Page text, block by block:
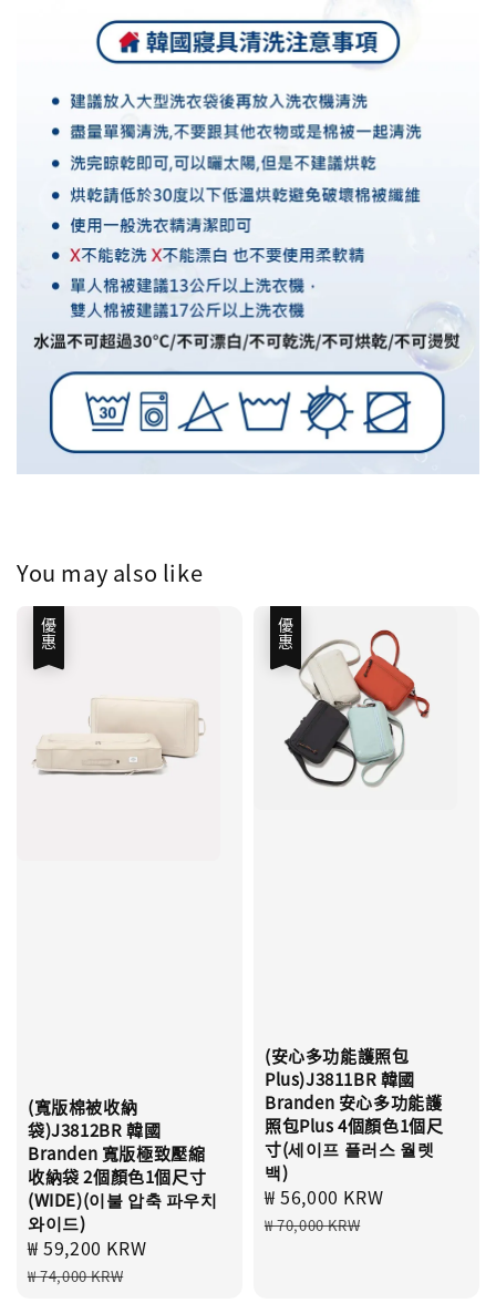
You may also like
優惠
(寬版棉被收納
袋)J3812BR 韓國
Branden 寬版極致壓縮
收納袋 2個顏色1個尺寸
(WIDE)(이불 압축 파우치
와이드)
Sale
price
₩ 59,200 KRW
₩ 74,000 KRW
優惠
(安心多功能護照包
Plus)J3811BR 韓國
Branden 安心多功能護
照包Plus 4個顏色1個尺
寸(세이프 플러스 월렛
백)
Sale
price
₩ 56,000 KRW
₩ 70,000 KRW